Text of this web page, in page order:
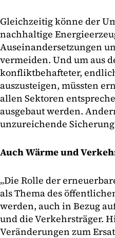
Gleichzeitig könne der
nachhaltige
Auseinandersetzungen
vermeiden. Und um aus
konfliktbehafteter,
auszusteigen, müssten
allen Sektoren
ausgebaut werden.
unzureichende
Auch Wärme und
„Die Rolle der
als Thema des
werden, auch in Bezug
und die Verkehrsträger.
Veränderungen zum